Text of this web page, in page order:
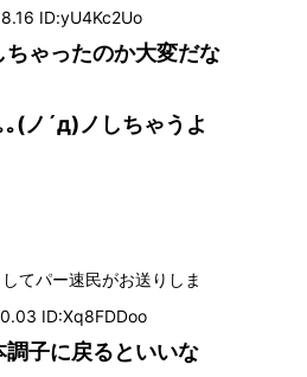
ID:yU4Kc2Uo
ゃったのか大変だな
(ノ´д)ノしちゃうよ
てパー速民がお送りしま
ID:Xq8FDDoo
子に戻るといいな